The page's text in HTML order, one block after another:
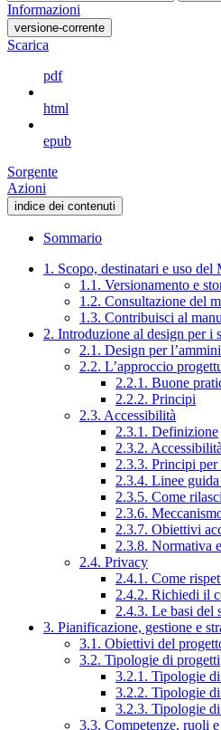
Informazioni
versione-corrente
Scarica
pdf
html
epub
Sorgente
Azioni
indice dei contenuti
Sommario
1. Scopo, destinatari e uso
1.1. Versionamento e
1.2. Consultazione del
1.3. Contribuisci al
2. Introduzione al design per i
2.1. Design per
2.2. L’approccio
2.2.1. Buone
2.2.2. Principi
2.3. Accessibilità
2.3.1. Definizione
2.3.2.
2.3.3. Principi per
2.3.4. Linee
2.3.5. Come
2.3.6.
2.3.7. Obiettivi
2.3.8. Normativa
2.4. Privacy
2.4.1. Come
2.4.2. Richiedi il
2.4.3. Le basi del
3. Pianificazione, gestione e
3.1. Obiettivi del
3.2. Tipologie di progetti
3.2.1. Tipologie
3.2.2. Tipologie
3.2.3. Tipologie
3.3. Competenze, ruoli